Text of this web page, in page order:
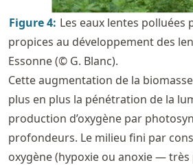
Figure4: Les eaux lentes
propices au développement des
Essonne (© G. Blanc).
Cette augmentation de la
plus en plus la pénétration de la
production d’oxygène par
profondeurs. Le milieu fini par
oxygène (hypoxie ou anoxie — très